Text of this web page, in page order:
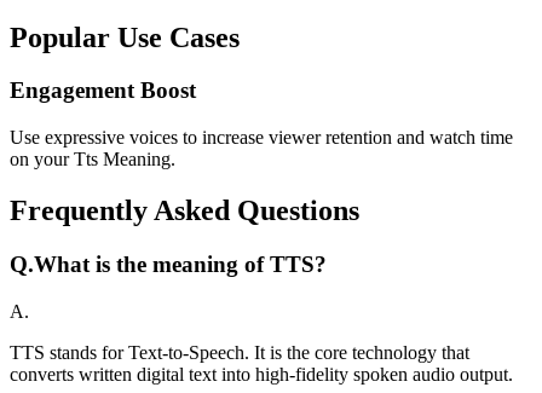
Popular Use Cases
Engagement Boost
Use expressive voices to increase viewer retention and watch time
on your Tts Meaning.
Frequently Asked Questions
Q.What is the meaning of TTS?
A.
TTS stands for Text-to-Speech. It is the core technology that
converts written digital text into high-fidelity spoken audio output.